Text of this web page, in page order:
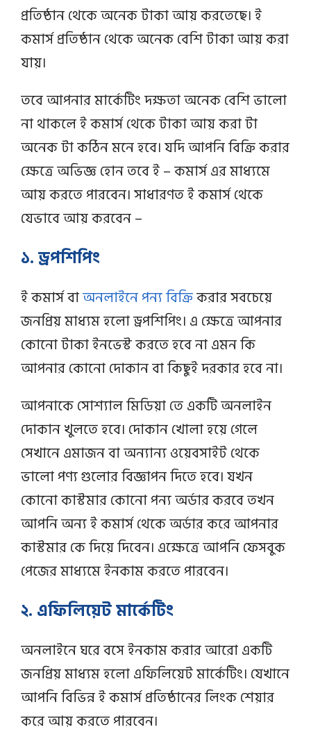
প্রতিষ্ঠান থেকে অনেক টাকা আয় করতেছে। ই
কমার্স প্রতিষ্ঠান থেকে অনেক বেশি টাকা আয় করা
যায়।
তবে আপনার মার্কেটিং দক্ষতা অনেক বেশি ভালো
না থাকলে ই কমার্স থেকে টাকা আয় করা টা
অনেক টা কঠিন মনে হবে। যদি আপনি বিক্রি করার
ক্ষেত্রে অভিজ্ঞ হোন তবে ই – কমার্স এর মাধ্যমে
আয় করতে পারবেন। সাধারণত ই কমার্স থেকে
যেভাবে আয় করবেন –
১. ড্রপশিপিং
ই কমার্স বাঅনলাইনে পন্য বিক্রিকরার সবচেয়ে
জনপ্রিয় মাধ্যম হলো ড্রপশিপিং। এ ক্ষেত্রে আপনার
কোনো টাকা ইনভেস্ট করতে হবে না এমন কি
আপনার কোনো দোকান বা কিছুই দরকার হবে না।
আপনাকে সোশ্যাল মিডিয়া তে একটি অনলাইন
দোকান খুলতে হবে। দোকান খোলা হয়ে গেলে
সেখানে এমাজন বা অন্যান্য ওয়েবসাইট থেকে
ভালো পণ্য গুলোর বিজ্ঞাপন দিতে হবে। যখন
কোনো কাস্টমার কোনো পন্য অর্ডার করবে তখন
আপনি অন্য ই কমার্স থেকে অর্ডার করে আপনার
কাস্টমার কে দিয়ে দিবেন। এক্ষেত্রে আপনি ফেসবুক
পেজের মাধ্যমে ইনকাম করতে পারবেন।
২. এফিলিয়েট মার্কেটিং
অনলাইনে ঘরে বসে ইনকাম করার আরো একটি
জনপ্রিয় মাধ্যম হলো এফিলিয়েট মার্কেটিং। যেখানে
আপনি বিভিন্ন ই কমার্স প্রতিষ্ঠানের লিংক শেয়ার
করে আয় করতে পারবেন।